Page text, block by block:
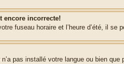
encore incorrecte!
fuseau horaire et l’heure d’été, il
pas installé votre langue ou bien